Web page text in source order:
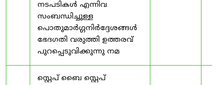
നടപടികൾ എന്നിവ
സംബന്ധിച്ചുള്ള
പൊതുമാർഗ്ഗനിർദ്ദേശങ്ങൾ
ഭേദഗതി വരുത്തി ഉത്തരവ്
പുറപ്പെടുവിക്കുന്നു നമ
സ്റ്റെപ് ബൈ സ്റ്റെപ്